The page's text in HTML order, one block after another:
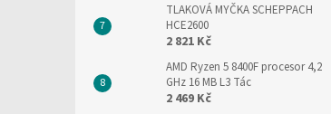
TLAKOVÁ MYČKA SCHEPPACH
HCE2600
2 821 Kč
AMD Ryzen 5 8400F procesor 4,2
GHz 16 MB L3 Tác
2 469 Kč